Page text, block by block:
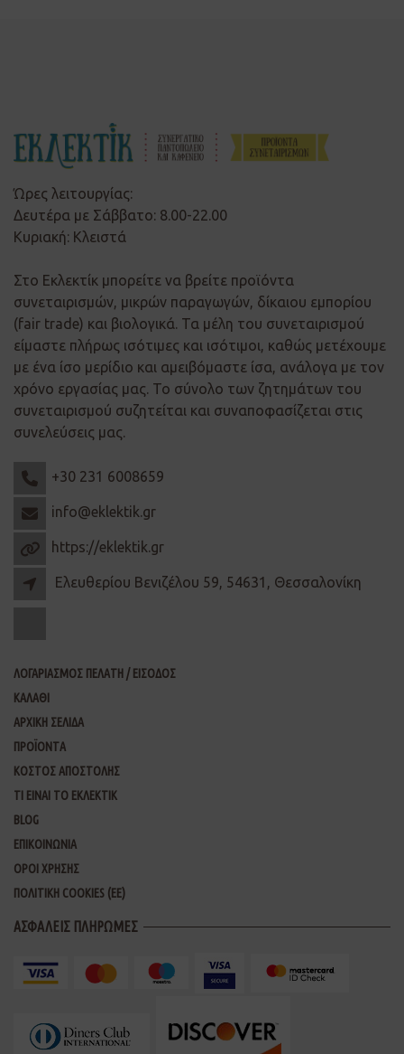
Ώρες λειτουργίας:
Δευτέρα με Σάββατο: 8.00-22.00
Κυριακή: Κλειστά
Στο Εκλεκτίκ μπορείτε να βρείτε προϊόντα
συνεταιρισμών, μικρών παραγωγών, δίκαιου εμπορίου
(fair trade) και βιολογικά. Τα μέλη του συνεταιρισμού
είμαστε πλήρως ισότιμες και ισότιμοι, καθώς μετέχουμε
με ένα ίσο μερίδιο και αμειβόμαστε ίσα, ανάλογα με τον
χρόνο εργασίας μας. Το σύνολο των ζητημάτων του
συνεταιρισμού συζητείται και συναποφασίζεται στις
συνελεύσεις μας.
+30 231 6008659
info@eklektik.gr
https://eklektik.gr
Ελευθερίου Βενιζέλου 59, 54631, Θεσσαλονίκη
ΛΟΓΑΡΙΑΣΜΟΣ ΠΕΛΑΤΗ / ΕΙΣΟΔΟΣ
ΚΑΛΑΘΙ
ΑΡΧΙΚΗ ΣΕΛΙΔΑ
ΠΡΟΪΟΝΤΑ
ΚΟΣΤΟΣ ΑΠΟΣΤΟΛΗΣ
ΤΙ ΕΙΝΑΙ ΤΟ ΕΚΛΕΚΤΙΚ
BLOG
ΕΠΙΚΟΙΝΩΝΙΑ
ΟΡΟΙ ΧΡΗΣΗΣ
ΠΟΛΙΤΙΚΗ COOKIES (ΕΕ)
ΑΣΦΑΛΕΙΣ ΠΛΗΡΩΜΕΣ